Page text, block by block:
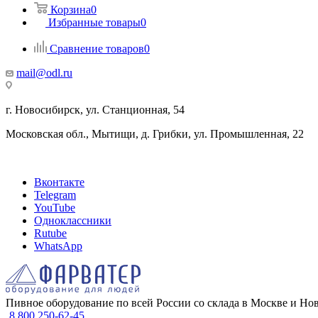
Корзина0
Избранные товары0
Сравнение товаров0
mail@odl.ru
г. Новосибирск, ул. Станционная, 54
Московская обл., Мытищи, д. Грибки, ул. Промышленная, 22
Вконтакте
Telegram
YouTube
Одноклассники
Rutube
WhatsApp
Пивное оборудование по всей России со склада в Москве и
8 800 250-62-45